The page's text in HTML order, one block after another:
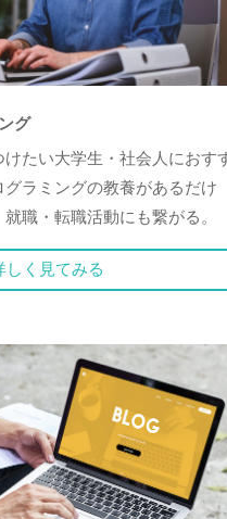
グ
たい大学生・社会人におす
ラミングの教養があるだけ
職・転職活動にも繋がる。
しく見てみる